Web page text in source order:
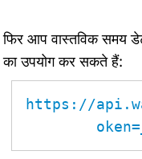
फिर आप वास्तविक समय
का उपयोग कर सकते हैं:
https://